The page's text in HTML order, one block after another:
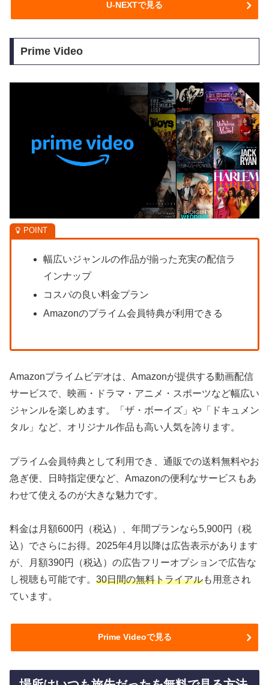
U-NEXTで見る
Prime Video
幅広いジャンルの作品が揃った充実の配信ラ
インナップ
コスパの良い料金プラン
Amazonのプライム会員特典が利用できる
Amazonプライムビデオは、Amazonが提供する動画配信
サービスで、映画・ドラマ・アニメ・スポーツなど幅広い
ジャンルを楽しめます。「ザ・ボーイズ」や「ドキュメン
タル」など、オリジナル作品も高い人気を誇ります。
プライム会員特典として利用でき、通販での送料無料やお
急ぎ便、日時指定便など、Amazonの便利なサービスもあ
わせて使えるのが大きな魅力です。
料金は月額600円（税込）、年間プランなら5,900円（税
込）でさらにお得。2025年4月以降は広告表示があります
が、月額390円（税込）の広告フリーオプションで広告な
し視聴も可能です。 30日間の無料トライアルも用意され
ています。
Prime Videoで見る